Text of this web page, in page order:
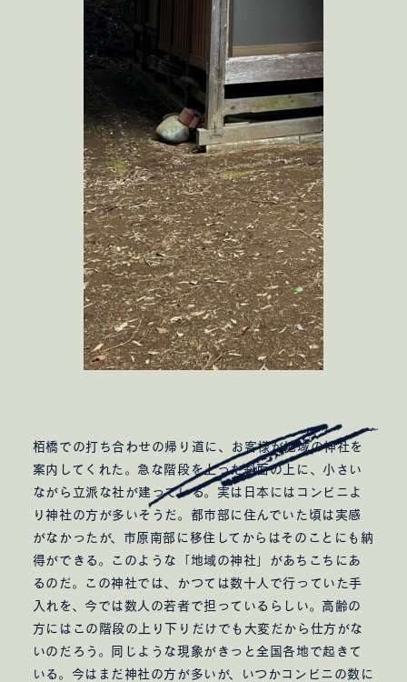
栢橋での打ち合わせの帰り道に、お客様が地域の神社を
案内してくれた。急な階段を上った斜面の上に、小さい
ながら立派な社が建っている。実は日本にはコンビニよ
り神社の方が多いそうだ。都市部に住んでいた頃は実感
がなかったが、市原南部に移住してからはそのことにも納
得ができる。このような「地域の神社」があちこちにあ
るのだ。この神社では、かつては数十人で行っていた手
入れを、今では数人の若者で担っているらしい。高齢の
方にはこの階段の上り下りだけでも大変だから仕方がな
いのだろう。同じような現象がきっと全国各地で起きて
いる。今はまだ神社の方が多いが、いつかコンビニの数に